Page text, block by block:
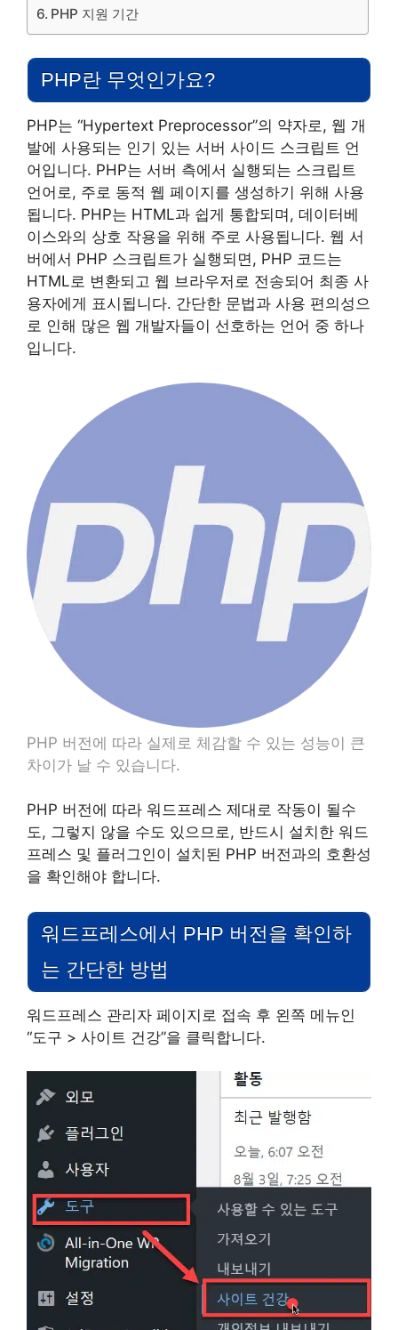
PHP 지원 기간
PHP란 무엇인가요?
PHP는 “Hypertext Preprocessor”의 약자로, 웹 개
발에 사용되는 인기 있는 서버 사이드 스크립트 언
어입니다. PHP는 서버 측에서 실행되는 스크립트
언어로, 주로 동적 웹 페이지를 생성하기 위해 사용
됩니다. PHP는 HTML과 쉽게 통합되며, 데이터베
이스와의 상호 작용을 위해 주로 사용됩니다. 웹 서
버에서 PHP 스크립트가 실행되면, PHP 코드는
HTML로 변환되고 웹 브라우저로 전송되어 최종 사
용자에게 표시됩니다. 간단한 문법과 사용 편의성으
로 인해 많은 웹 개발자들이 선호하는 언어 중 하나
입니다.
PHP 버전에 따라 실제로 체감할 수 있는 성능이 큰
차이가 날 수 있습니다.
PHP 버전에 따라 워드프레스 제대로 작동이 될수
도, 그렇지 않을 수도 있으므로, 반드시 설치한 워드
프레스 및 플러그인이 설치된 PHP 버전과의 호환성
을 확인해야 합니다.
워드프레스에서 PHP 버전을 확인하
는 간단한 방법
워드프레스 관리자 페이지로 접속 후 왼쪽 메뉴인
“도구 > 사이트 건강”을 클릭합니다.